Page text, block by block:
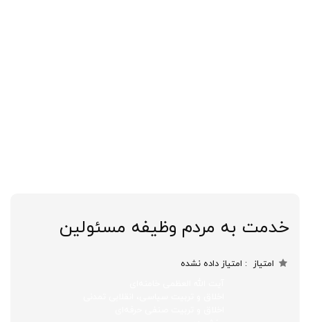
خدمت به مردم وظیفه مسئولین
امتیاز امتیاز داده نشده